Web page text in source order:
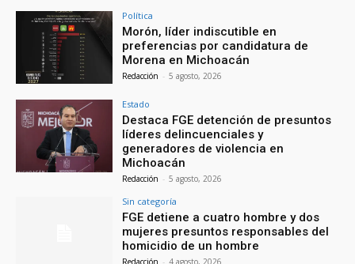
Política
Morón, líder indiscutible en
preferencias por candidatura de
Morena en Michoacán
Redacción - 5 agosto, 2026
Estado
Destaca FGE detención de presuntos
líderes delincuenciales y
generadores de violencia en
Michoacán
Redacción - 5 agosto, 2026
Sin categoría
FGE detiene a cuatro hombre y dos
mujeres presuntos responsables del
homicidio de un hombre
Redacción - 4 agosto, 2026